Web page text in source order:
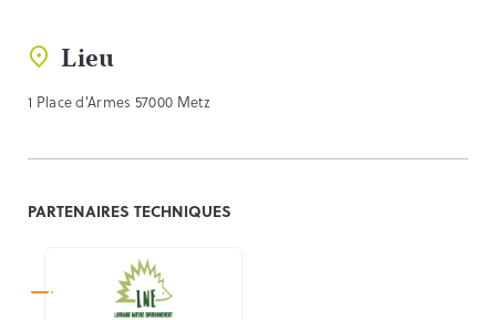
Lieu
1 Place d'Armes 57000 Metz
PARTENAIRES TECHNIQUES